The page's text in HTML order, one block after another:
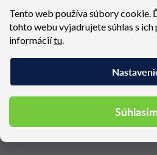
Tento web používa súbory cookie.
tohto webu vyjadrujete súhlas s ich
informáciítu
Súhlasím
týždne)
2 726,30 €
Podobné produkty